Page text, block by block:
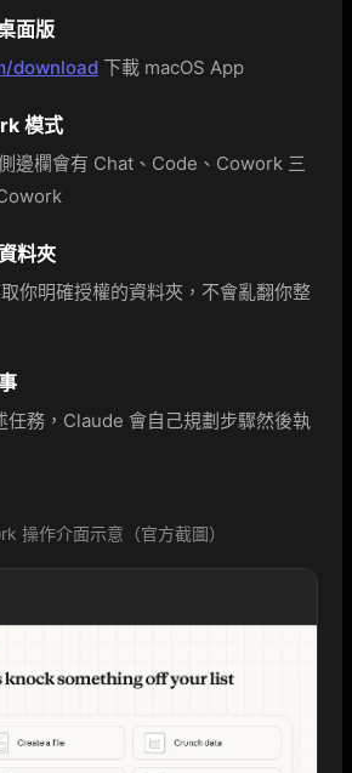
面版
download 下載 macOS App
模式
邊欄會有 Chat、Code、Cowork 三
料夾
你明確授權的資料夾，不會亂翻你整
任務，Claude 會自己規劃步驟然後執
操作介面示意（官方截圖）